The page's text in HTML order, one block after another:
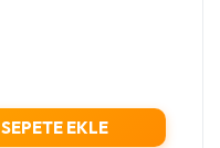
SEPETE EKLE